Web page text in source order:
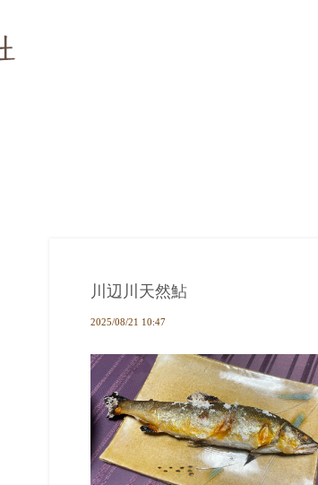
川辺川天然鮎
2025/08/21 10:47